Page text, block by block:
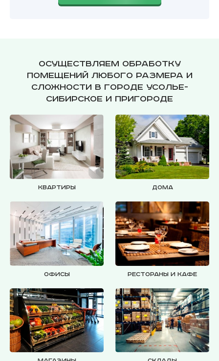
Осуществляем обработку
помещений любого размера и
сложности в городе Усолье-
Сибирское и пригороде
Квартиры Дома
Офисы Рестораны и кафе